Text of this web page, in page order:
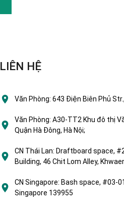
LIÊN HỆ
Văn Phòng: 643 Điện Biên Phủ
Văn Phòng: A30-TT2 Khu đô thị
Quận Hà Đông, Hà Nội;
CN Thái Lan: Draftboard space,
Building, 46 Chit Lom Alley,
CN Singapore: Bash space, #03-
Singapore 139955